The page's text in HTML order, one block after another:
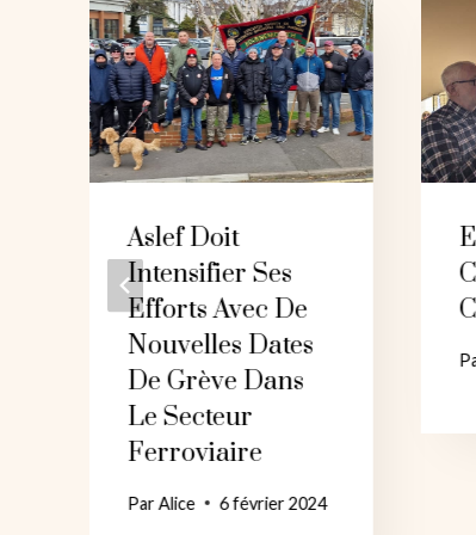
Aslef Doit
Intensifier Ses
Efforts Avec De
Nouvelles Dates
De Grève Dans
Le Secteur
Ferroviaire
ParAlice 6 février 2024